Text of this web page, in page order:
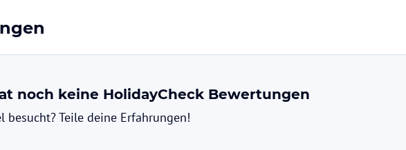
und Ihre Mahlzeiten nach Ihren Vorlieben zubereiten. Die gut
können.
Möglichkeiten für sportliche Aktivitäten und Freizeitgestaltung.
ihre erstklassigen Pisten bekannt ist. Wenn Sie die Natur erkunden
noch keine HolidayCheck Bewertungen
besucht? Teile deine Erfahrungen!